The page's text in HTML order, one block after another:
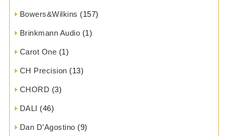
Bowers&Wilkins (157)
Brinkmann Audio (1)
Carot One (1)
CH Precision (13)
CHORD (3)
DALI (46)
Dan D’Agostino (9)